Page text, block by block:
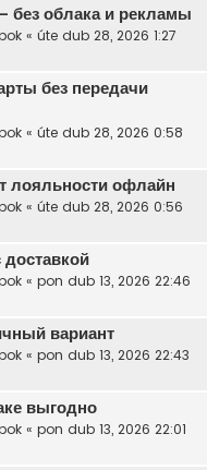
без облака и рекламы
« úte dub 28, 2026 1:27
без передачи
« úte dub 28, 2026 0:58
лояльности офлайн
« úte dub 28, 2026 0:56
доставкой
« pon dub 13, 2026 22:46
вариант
« pon dub 13, 2026 22:43
выгодно
« pon dub 13, 2026 22:01